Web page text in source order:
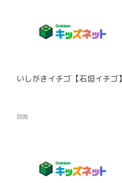
いしがきイチゴ【石垣イチゴ】
辞典